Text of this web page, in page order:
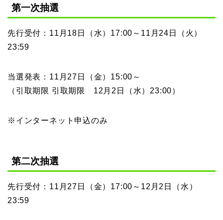
第一次抽選
先行受付：11月18日（水）17:00～11月24日（火）
23:59
当選発表：11月27日（金）15:00～
（引取期限 引取期限 12月2日（水）23:00）
※インターネット申込のみ
第二次抽選
先行受付：11月27日（金）17:00～12月2日（水）
23:59